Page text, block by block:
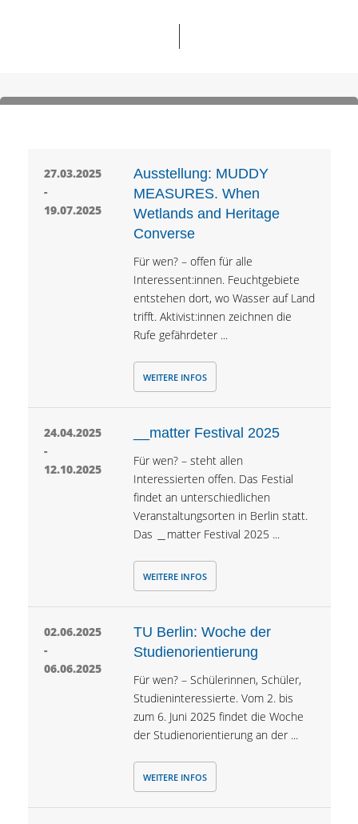
27.03.2025
-
19.07.2025
Ausstellung: MUDDY
MEASURES. When
Wetlands and Heritage
Converse
Für wen? – offen für alle
Interessent:innen. Feuchtgebiete
entstehen dort, wo Wasser auf Land
trifft. Aktivist:innen zeichnen die
Rufe gefährdeter ...
WEITERE INFOS
24.04.2025
-
12.10.2025
__matter Festival 2025
Für wen? – steht allen
Interessierten offen. Das Festial
findet an unterschiedlichen
Veranstaltungsorten in Berlin statt.
Das ＿matter Festival 2025 ...
WEITERE INFOS
02.06.2025
-
06.06.2025
TU Berlin: Woche der
Studienorientierung
Für wen? – Schülerinnen, Schüler,
Studieninteressierte. Vom 2. bis
zum 6. Juni 2025 findet die Woche
der Studienorientierung an der ...
WEITERE INFOS